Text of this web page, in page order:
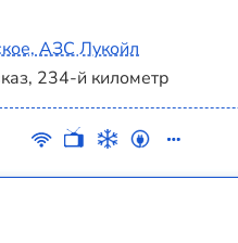
АЗС Лукойл
234-й километр